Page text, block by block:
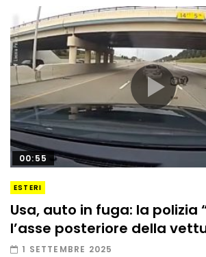
00:55
ESTERI
Usa, auto in fuga: la polizia
l’asse posteriore della
1 SETTEMBRE 2025